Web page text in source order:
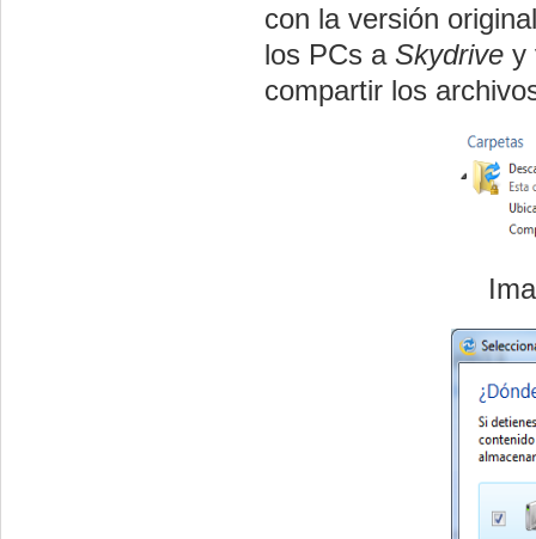
con la versión
los PCs a Skydrive y
compartir los